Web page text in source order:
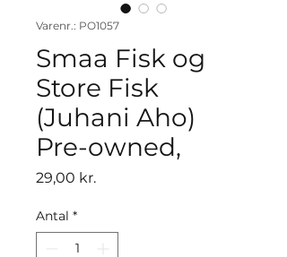
Varenr.: PO1057
Smaa Fisk og
Store Fisk
(Juhani Aho)
Pre-owned,
29,00 kr.Pris
Antal *